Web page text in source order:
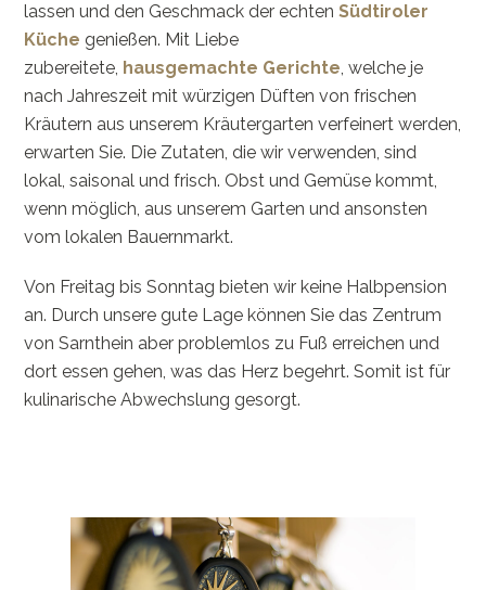
lassen und den Geschmack der echtenSüdtiroler
Küchegenießen. Mit Liebe
zubereitete, hausgemachte Gerichte, welche je
nach Jahreszeit mit würzigen Düften von frischen
Kräutern aus unserem Kräutergarten verfeinert werden,
erwarten Sie. Die Zutaten, die wir verwenden, sind
lokal, saisonal und frisch. Obst und Gemüse kommt,
wenn möglich, aus unserem Garten und ansonsten
vom lokalen Bauernmarkt.
Von Freitag bis Sonntag bieten wir keine Halbpension
an. Durch unsere gute Lage können Sie das Zentrum
von Sarnthein aber problemlos zu Fuß erreichen und
dort essen gehen, was das Herz begehrt. Somit ist für
kulinarische Abwechslung gesorgt.